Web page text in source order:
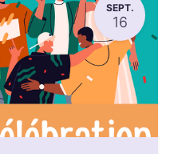
SEPT.
16